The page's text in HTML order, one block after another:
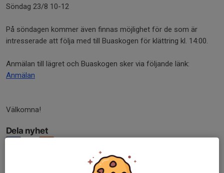
Söndag 23/8 10-12
På söndagen kommer även finnas möjlighet för de som är
intresserade att följa med till Buaskogen för klättring kl. 14:00.
Anmälan till lägret och Buaskogen sker via följande länk:
Anmälan
Välkomna!
Dela nyhet